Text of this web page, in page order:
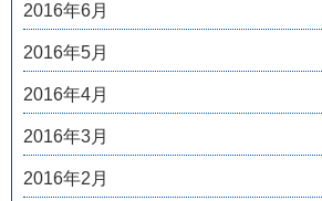
2016年6月
2016年5月
2016年4月
2016年3月
2016年2月